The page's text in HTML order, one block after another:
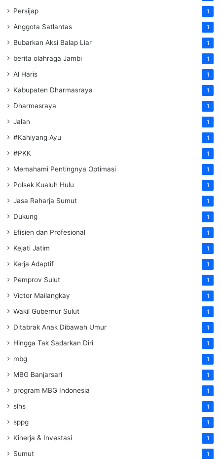
Persijap 1
Anggota Satlantas 1
Bubarkan Aksi Balap Liar 1
berita olahraga Jambi 1
Al Haris 1
Kabupaten Dharmasraya 1
Dharmasraya 1
Jalan 1
#Kahiyang Ayu 1
#PKK 1
Memahami Pentingnya Optimasi 1
Polsek Kualuh Hulu 1
Jasa Raharja Sumut 1
Dukung 1
Efisien dan Profesional 1
Kejati Jatim 1
Kerja Adaptif 1
Pemprov Sulut 1
Victor Mailangkay 1
Wakil Gubernur Sulut 1
Ditabrak Anak Dibawah Umur 1
Hingga Tak Sadarkan Diri 1
mbg 1
MBG Banjarsari 1
program MBG Indonesia 1
slhs 1
sppg 1
Kinerja & Investasi 1
Sumut 1